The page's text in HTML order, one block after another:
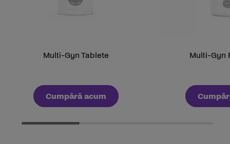
Multi-Gyn Tablete
Cumpără acum
Multi-Gyn